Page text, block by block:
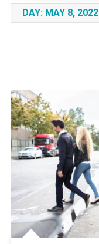
DAY: MAY 8, 2022